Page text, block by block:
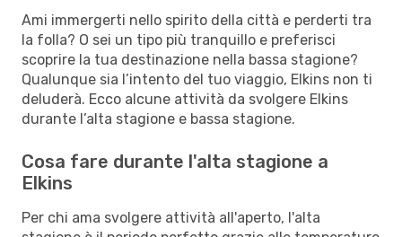
Ami immergerti nello spirito della città e perderti tra
la folla? O sei un tipo più tranquillo e preferisci
scoprire la tua destinazione nella bassa stagione?
Qualunque sia l’intento del tuo viaggio, Elkins non ti
deluderà. Ecco alcune attività da svolgere Elkins
durante l’alta stagione e bassa stagione.
Cosa fare durante l'alta stagione a
Elkins
Per chi ama svolgere attività all'aperto, l'alta